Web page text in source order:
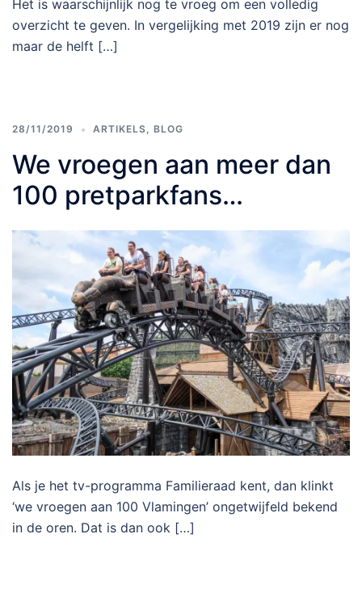
Het is waarschijnlijk nog te vroeg om een volledig
overzicht te geven. In vergelijking met 2019 zijn er nog
maar de helft […]
28/11/2019 ARTIKELS, BLOG
We vroegen aan meer dan
100 pretparkfans…
Als je het tv-programma Familieraad kent, dan klinkt
‘we vroegen aan 100 Vlamingen’ ongetwijfeld bekend
in de oren. Dat is dan ook […]